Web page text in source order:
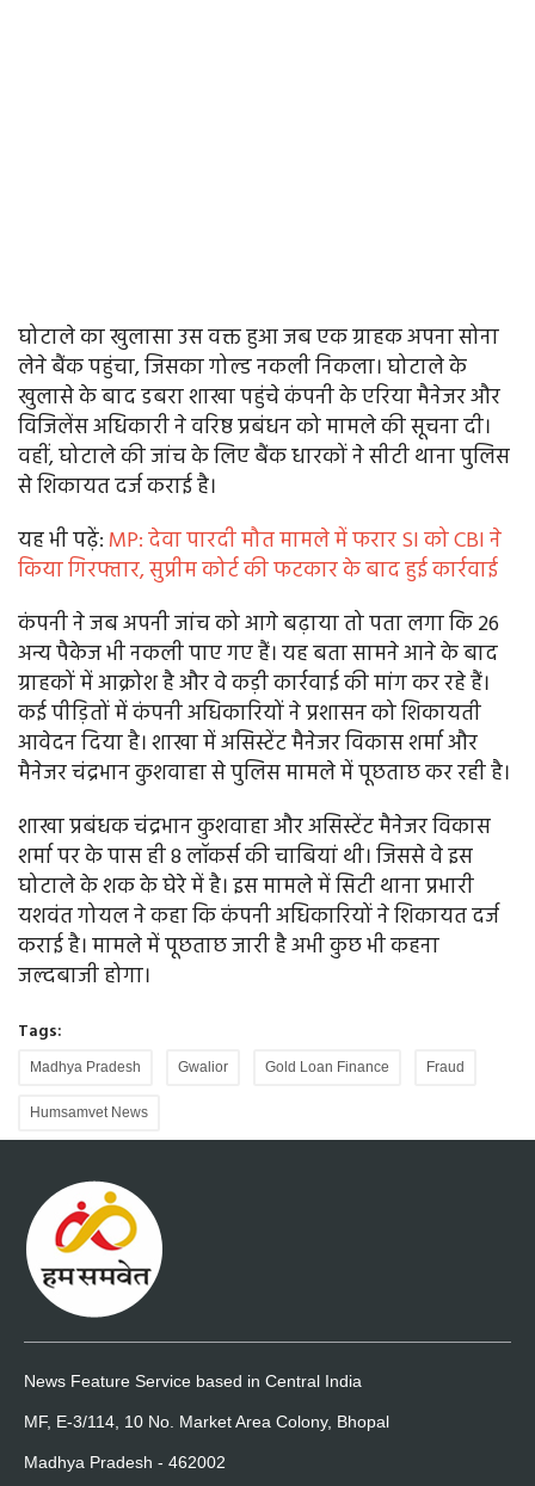
घोटाले का खुलासा उस वक्त हुआ जब एक ग्राहक अपना सोना
लेने बैंक पहुंचा, जिसका गोल्ड नकली निकला। घोटाले के
खुलासे के बाद डबरा शाखा पहुंचे कंपनी के एरिया मैनेजर और
विजिलेंस अधिकारी ने वरिष्ठ प्रबंधन को मामले की सूचना दी।
वहीं, घोटाले की जांच के लिए बैंक धारकों ने सीटी थाना पुलिस
से शिकायत दर्ज कराई है।
यह भी पढ़ें: MP: देवा पारदी मौत मामले में फरार SI को CBI ने
किया गिरफ्तार, सुप्रीम कोर्ट की फटकार के बाद हुई कार्रवाई
कंपनी ने जब अपनी जांच को आगे बढ़ाया तो पता लगा कि 26
अन्य पैकेज भी नकली पाए गए हैं। यह बता सामने आने के बाद
ग्राहकों में आक्रोश है और वे कड़ी कार्रवाई की मांग कर रहे हैं।
कई पीड़ितों में कंपनी अधिकारियों ने प्रशासन को शिकायती
आवेदन दिया है। शाखा में असिस्टेंट मैनेजर विकास शर्मा और
मैनेजर चंद्रभान कुशवाहा से पुलिस मामले में पूछताछ कर रही है।
शाखा प्रबंधक चंद्रभान कुशवाहा और असिस्टेंट मैनेजर विकास
शर्मा पर के पास ही 8 लॉकर्स की चाबियां थी। जिससे वे इस
घोटाले के शक के घेरे में है। इस मामले में सिटी थाना प्रभारी
यशवंत गोयल ने कहा कि कंपनी अधिकारियों ने शिकायत दर्ज
कराई है। मामले में पूछताछ जारी है अभी कुछ भी कहना
जल्दबाजी होगा।
Tags:
Madhya Pradesh Gwalior Gold Loan Finance Fraud
Humsamvet News
News Feature Service based in Central India
MF, E-3/114, 10 No. Market Area Colony, Bhopal
Madhya Pradesh - 462002